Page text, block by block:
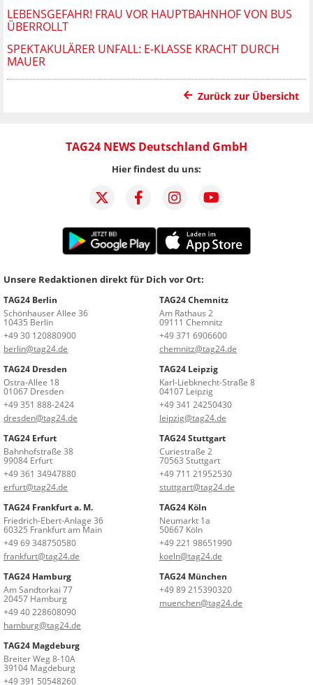
LEBENSGEFAHR! FRAU VOR HAUPTBAHNHOF VON BUS
ÜBERROLLT
SPEKTAKULÄRER UNFALL: E-KLASSE KRACHT DURCH
MAUER
Zurück zur Übersicht
TAG24 NEWS Deutschland GmbH
Hier findest du uns:
Unsere Redaktionen direkt für Dich vor Ort:
TAG24 Berlin
Schönhauser Allee 36
10435 Berlin
+49 30 120880900
berlin@tag24.de
TAG24 Chemnitz
Am Rathaus 2
09111 Chemnitz
+49 371 6906600
chemnitz@tag24.de
TAG24 Dresden
Ostra-Allee 18
01067 Dresden
+49 351 888-2424
dresden@tag24.de
TAG24 Leipzig
Karl-Liebknecht-Straße 8
04107 Leipzig
+49 341 24250430
leipzig@tag24.de
TAG24 Erfurt
Bahnhofstraße 38
99084 Erfurt
+49 361 34947880
erfurt@tag24.de
TAG24 Stuttgart
Curiestraße 2
70563 Stuttgart
+49 711 21952530
stuttgart@tag24.de
TAG24 Frankfurt a. M.
Friedrich-Ebert-Anlage 36
60325 Frankfurt am Main
+49 69 348750580
frankfurt@tag24.de
TAG24 Köln
Neumarkt 1a
50667 Köln
+49 221 98651990
koeln@tag24.de
TAG24 Hamburg
Am Sandtorkai 77
20457 Hamburg
+49 40 228608090
hamburg@tag24.de
TAG24 München
+49 89 215390320
muenchen@tag24.de
TAG24 Magdeburg
Breiter Weg 8-10A
39104 Magdeburg
+49 391 50548260